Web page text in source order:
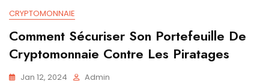
CRYPTOMONNAIE
Comment Sécuriser Son Portefeuille De
Cryptomonnaie Contre Les Piratages
Jan 12, 2024 Admin